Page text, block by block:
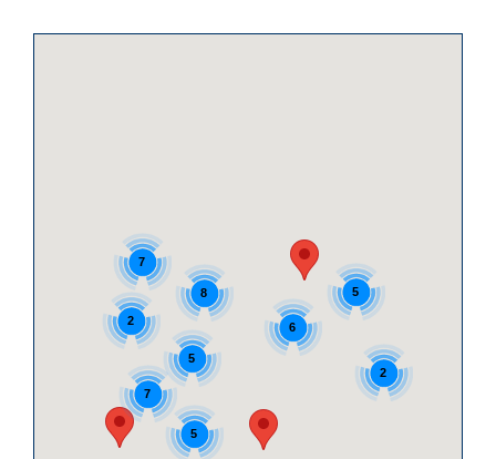
5
8
7
2
5
5
7
2 6